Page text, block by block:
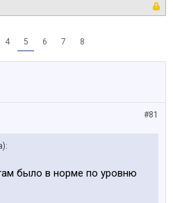
4 5 6 7 8
#81
было в норме по уровню